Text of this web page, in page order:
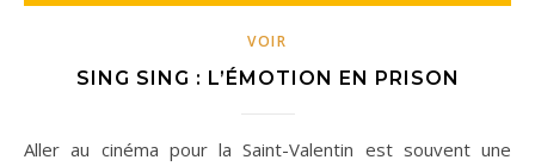
VOIR
SING SING : L’ÉMOTION EN PRISON
Aller au cinéma pour la Saint-Valentin est souvent une